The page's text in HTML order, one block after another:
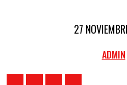
27
ADMIN